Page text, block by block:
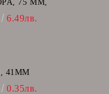
75 ММ,
6.49лв.
41ММ
0.35лв.